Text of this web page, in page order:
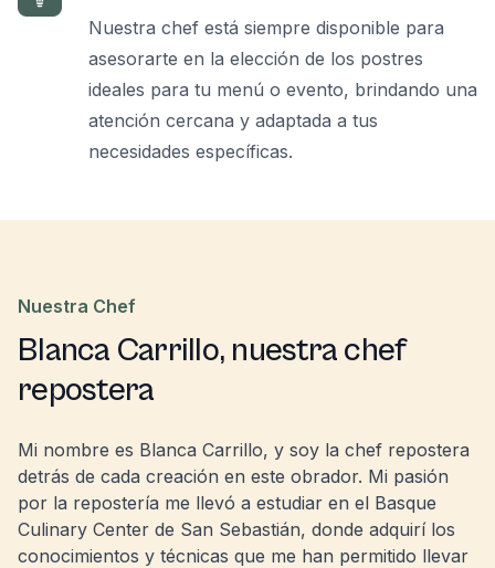
Nuestra chef está siempre disponible para
asesorarte en la elección de los postres
ideales para tu menú o evento, brindando una
atención cercana y adaptada a tus
necesidades específicas.
Nuestra Chef
Blanca Carrillo, nuestra chef
repostera
Mi nombre es Blanca Carrillo, y soy la chef repostera
detrás de cada creación en este obrador. Mi pasión
por la repostería me llevó a estudiar en el Basque
Culinary Center de San Sebastián, donde adquirí los
conocimientos y técnicas que me han permitido llevar